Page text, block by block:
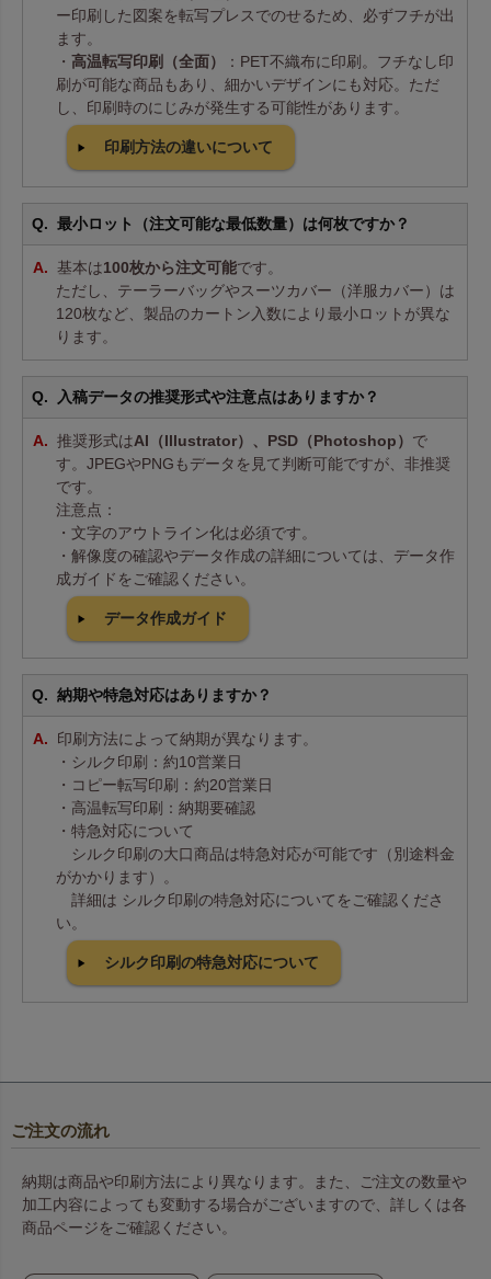
ー印刷した図案を転写プレスでのせるため、必ずフチが出
ます。
・ 高温転写印刷（全面）
：PET不織布に印刷。フチなし印
刷が可能な商品もあり、細かいデザインにも対応。ただ
し、印刷時のにじみが発生する可能性があります。
印刷方法の違いについて
最小ロット（注文可能な最低数量）は何枚ですか？
基本は100枚から注文可能です。
ただし、テーラーバッグやスーツカバー（洋服カバー）は
120枚など、製品のカートン入数により最小ロットが異な
ります。
入稿データの推奨形式や注意点はありますか？
推奨形式はAI（Illustrator）、PSD（Photoshop） で
す。JPEGやPNGもデータを見て判断可能ですが、非推奨
です。
注意点：
・文字のアウトライン化は必須です。
・解像度の確認やデータ作成の詳細については、データ作
成ガイドをご確認ください。
データ作成ガイド
納期や特急対応はありますか？
印刷方法によって納期が異なります。
・シルク印刷：約10営業日
・コピー転写印刷：約20営業日
・高温転写印刷：納期要確認
・特急対応について
シルク印刷の大口商品は特急対応が可能です（別途料金
がかかります）。
詳細は シルク印刷の特急対応についてをご確認くださ
い。
シルク印刷の特急対応について
ご注文の流れ
納期は商品や印刷方法により異なります。また、ご注文の数量や
加工内容によっても変動する場合がございますので、詳しくは各
商品ページをご確認ください。